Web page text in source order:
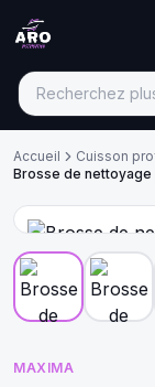
Accueil Cuisson
Brosse de
MAXIMA